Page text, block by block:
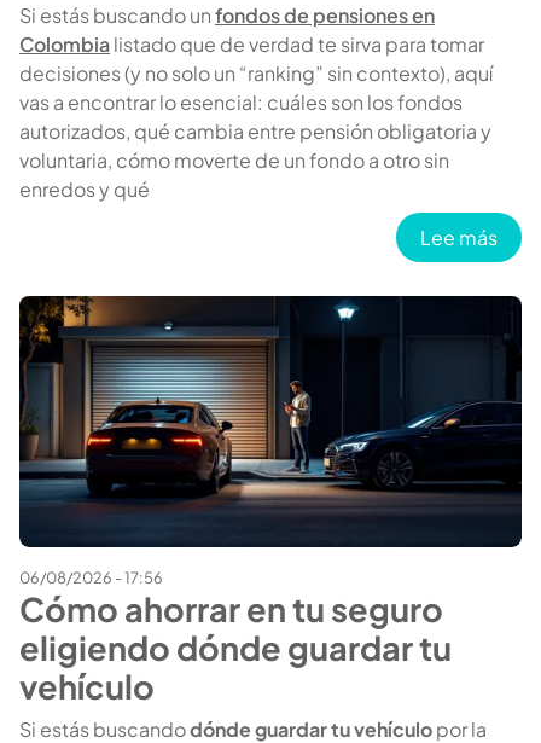
Si estás buscando unfondos de pensiones en
Colombialistado que de verdad te sirva para tomar
decisiones (y no solo un “ranking” sin contexto), aquí
vas a encontrar lo esencial: cuáles son los fondos
autorizados, qué cambia entre pensión obligatoria y
voluntaria, cómo moverte de un fondo a otro sin
enredos y qué
Lee más
06/08/2026 - 17:56
Cómo ahorrar en tu seguro
eligiendo dónde guardar tu
vehículo
Si estás buscandodónde guardar tu vehículopor la